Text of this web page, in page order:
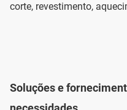
corte, revestimento,
Soluções e